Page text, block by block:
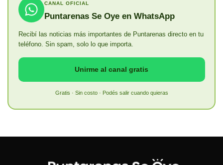
CANAL OFICIAL
Puntarenas Se Oye en WhatsApp
Recibí las noticias más importantes de Puntarenas directo en tu
teléfono. Sin spam, solo lo que importa.
Unirme al canal gratis
Gratis · Sin costo · Podés salir cuando quieras